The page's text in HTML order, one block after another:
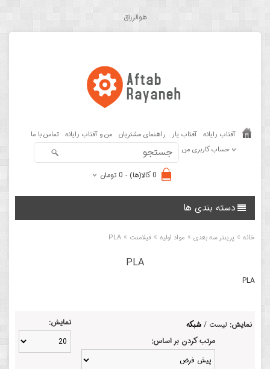
هوالرزاق
آفتاب رایانه آفتاب یار راهنمای مشتریان من و آفتاب رایانه تماس با ما
حساب کاربری من
0 کالا(ها) - 0 تومان
دسته بندی ها
خانه » پرینتر سه بعدی » مواد اولیه » فیلامنت »
PLA
PLA
PLA
نمایش: لیست / شبکه
نمایش:
مرتب کردن بر اساس: